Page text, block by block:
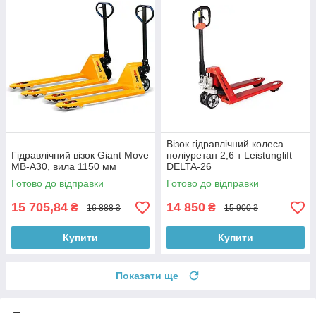
Гідравлічний візок Giant Move
MB-A30, вила 1150 мм
Готово до відправки
15 705,84 ₴ 16 888 ₴
Купити
Візок гідравлічний колеса
поліуретан 2,6 т Leistunglift
DELTA-26
Готово до відправки
14 850 ₴ 15 900 ₴
Купити
Показати ще